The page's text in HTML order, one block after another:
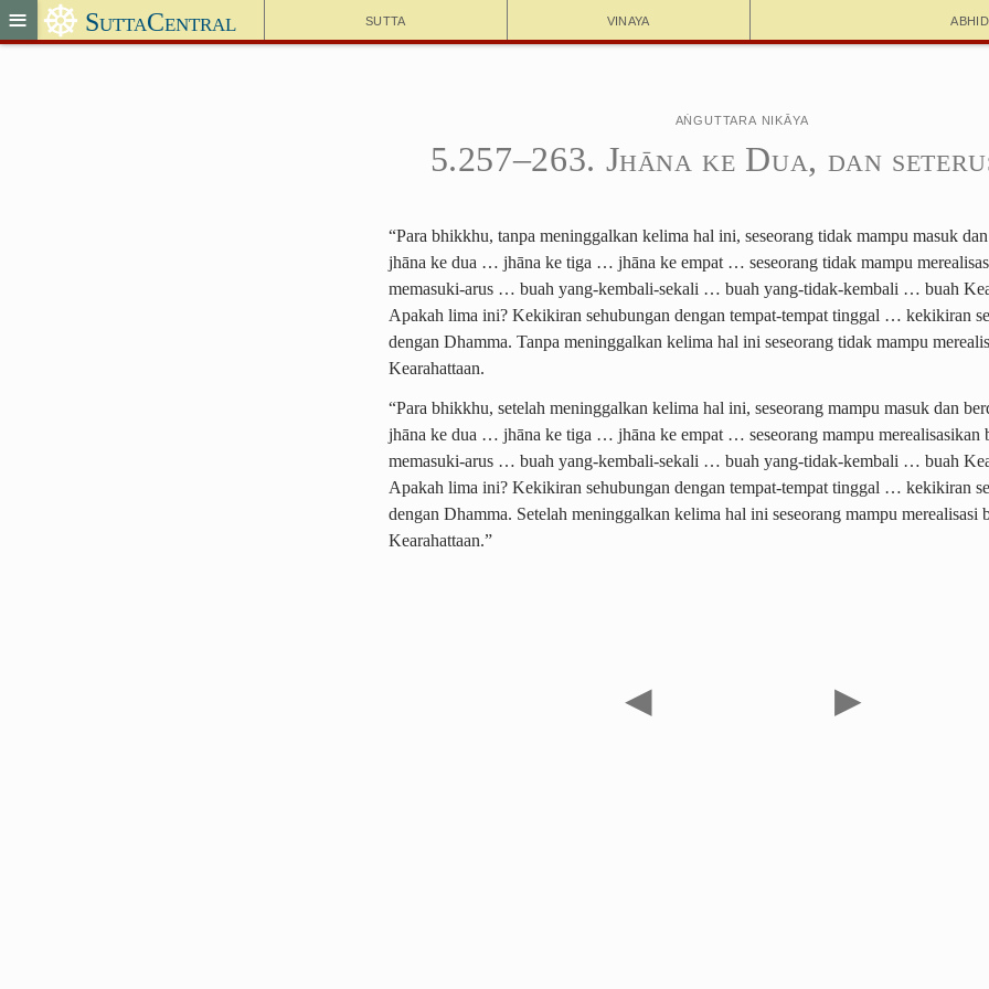
Sutta Vinaya
≡ ☸ SuttaCentral
Aṅguttara Nikāya
5.257–263. Jhāna ke Dua, dan
“Para bhikkhu, tanpa meninggalkan kelima hal ini, seseorang tidak mampu masuk
jhāna ke dua … jhāna ke tiga … jhāna ke empat … seseorang tidak mampu
memasuki-arus … buah yang-kembali-sekali … buah yang-tidak-kembali … buah
Apakah lima ini? Kekikiran sehubungan dengan tempat-tempat tinggal … kekikiran
dengan Dhamma. Tanpa meninggalkan kelima hal ini seseorang tidak mampu
Kearahattaan.
“Para bhikkhu, setelah meninggalkan kelima hal ini, seseorang mampu masuk dan
jhāna ke dua … jhāna ke tiga … jhāna ke empat … seseorang mampu merealisasikan
memasuki-arus … buah yang-kembali-sekali … buah yang-tidak-kembali … buah
Apakah lima ini? Kekikiran sehubungan dengan tempat-tempat tinggal … kekikiran
dengan Dhamma. Setelah meninggalkan kelima hal ini seseorang mampu merealisasi
Kearahattaan.”
◀ ▶